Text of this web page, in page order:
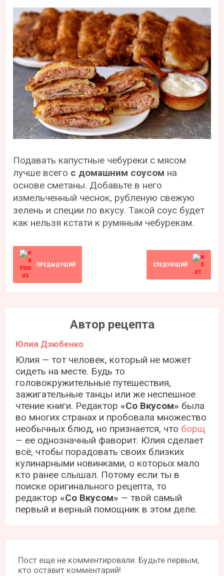
Подавать капустные чебуреки с мясом
лучше всего с домашним соусом на
основе сметаны. Добавьте в него
измельченный чеснок, рубленую свежую
зелень и специи по вкусу. Такой соус будет
как нельзя кстати к румяным чебурекам.
ПРЕДЫДУЩИЙ СЛЕДУЮЩИЙ
Автор рецепта
Юлия Дзюбенко
Юлия — тот человек, который не может
сидеть на месте. Будь то
головокружительные путешествия,
зажигательные танцы или же неспешное
чтение книги. Редактор«Со Вкусом» была
во многих странах и пробовала множество
необычных блюд, но признается, что борщ
— ее однозначный фаворит. Юлия сделает
всё, чтобы порадовать своих близких
кулинарными новинками, о которых мало
кто ранее слышал. Потому если ты в
поиске оригинального рецепта, то
редактор«Со Вкусом» — твой самый
первый и верный помощник в этом деле.
Пост еще не комментировали. Будьте первым,
кто оставит комментарий!